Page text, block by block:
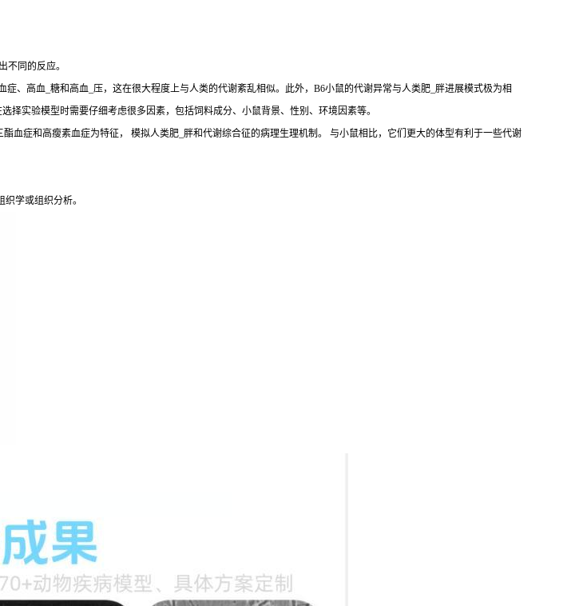
不同的反应。
、高血_糖和高血_压，这在很大程度上与人类的代谢紊乱相似。此外，B6小鼠的代谢异常与人类肥_胖进展模式极为相
择实验模型时需要仔细考虑很多因素，包括饲料成分、小鼠背景、性别、环境因素等。
酯血症和高瘦素血症为特征， 模拟人类肥_胖和代谢综合征的病理生理机制。 与小鼠相比，它们更大的体型有利于一些代谢
学或组织分析。